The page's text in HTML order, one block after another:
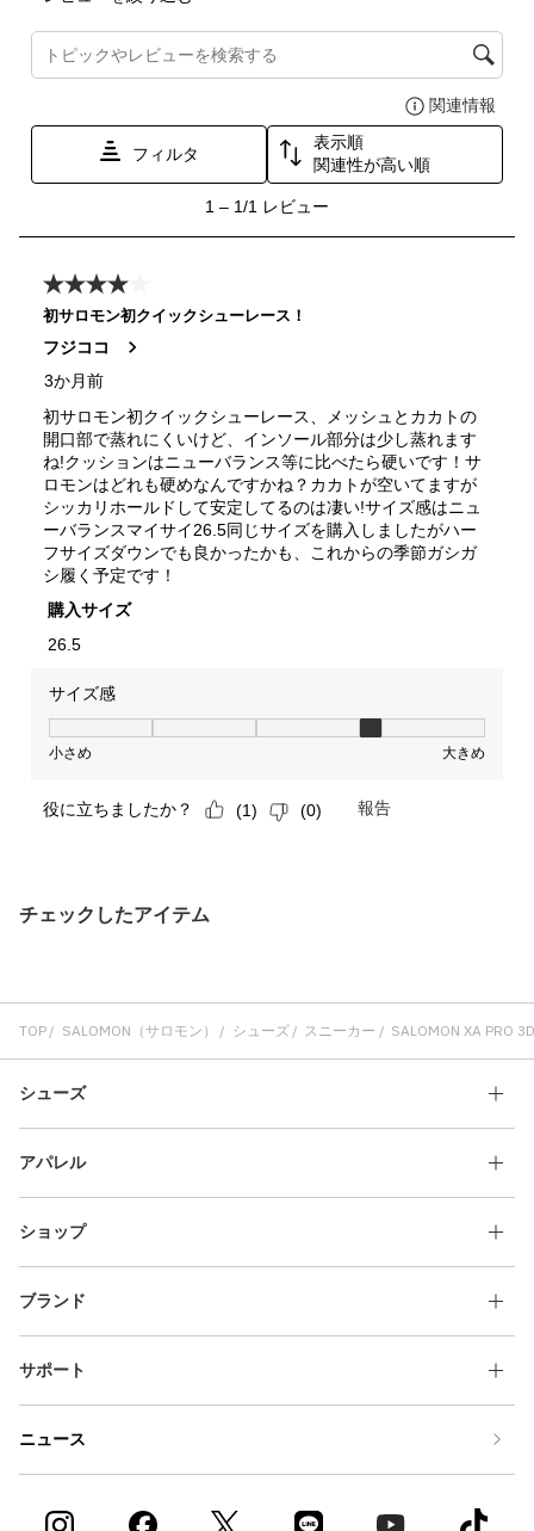
チェックしたアイテム
TOP SALOMON（サロモン） シューズ スニーカー SALOMON XA PRO
シューズ
アパレル
ショップ
ブランド
サポート
ニュース